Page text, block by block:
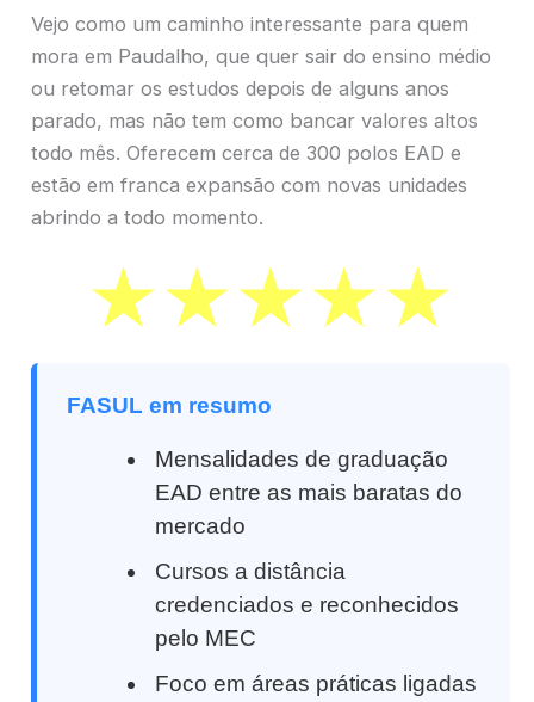
Vejo como um caminho interessante para quem
mora em Paudalho, que quer sair do ensino médio
ou retomar os estudos depois de alguns anos
parado, mas não tem como bancar valores altos
todo mês. Oferecem cerca de 300 polos EAD e
estão em franca expansão com novas unidades
abrindo a todo momento.
FASUL em resumo
Mensalidades de graduação
EAD entre as mais baratas do
mercado
Cursos a distância
credenciados e reconhecidos
pelo MEC
Foco em áreas práticas ligadas